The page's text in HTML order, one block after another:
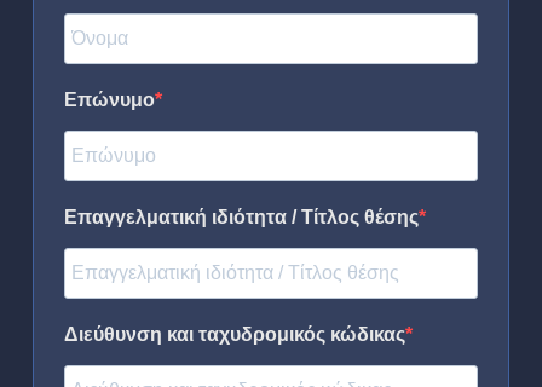
Επώνυμο
Επαγγελματική ιδιότητα / Τίτλος θέσης
Διεύθυνση και ταχυδρομικός κώδικας